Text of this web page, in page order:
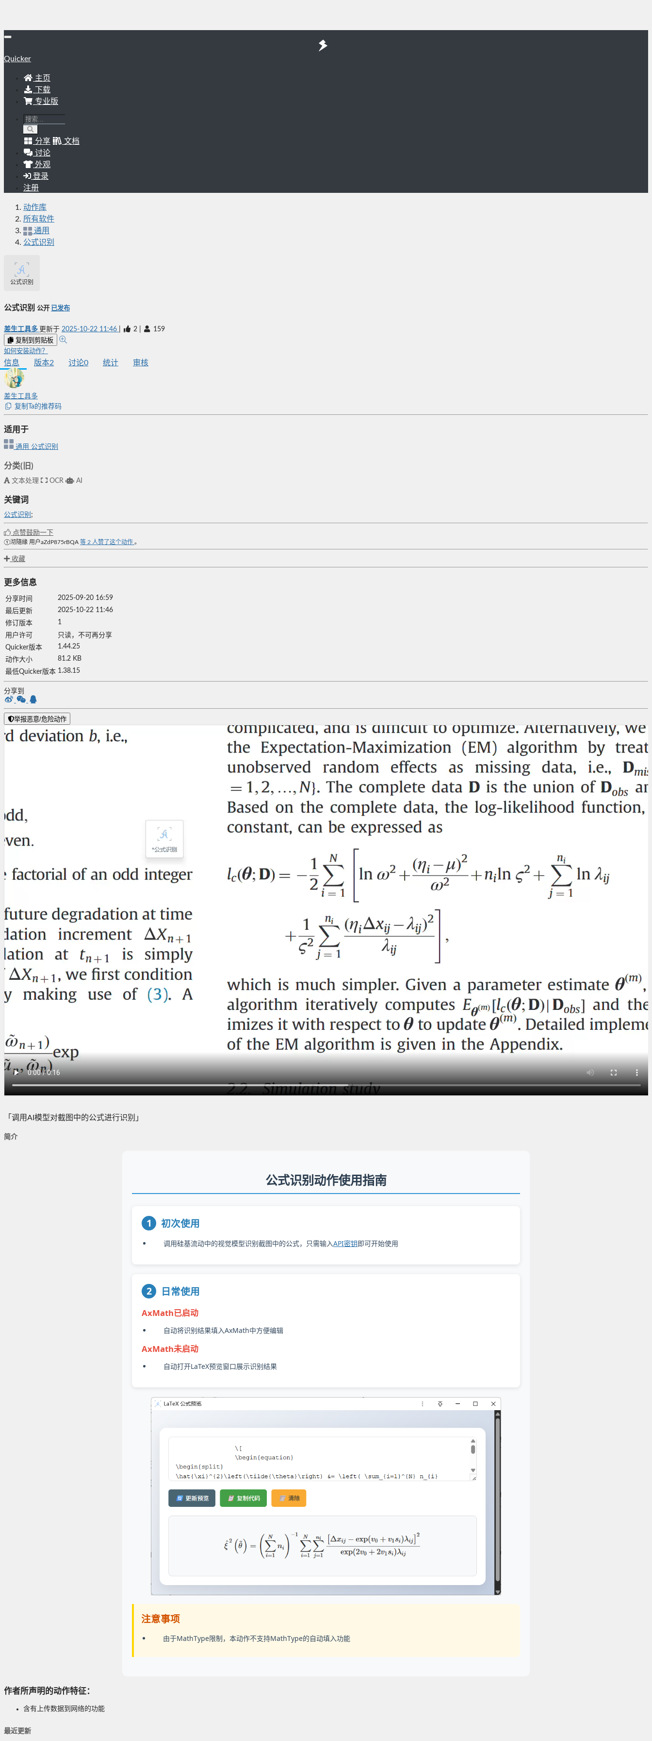
Quicker
主页
下载
专业版
分享
文档
讨论
外观
登录
注册
动作库
所有软件
通用
公式识别
公式识别
公式识别 公开 已发布
差生工具多 更新于 2025-10-22 11:46 2 159
复制到剪贴板
如何安装动作？
信息 版本2 讨论0 统计 审核
差生工具多
复制Ta的推荐码
适用于
通用 公式识别
分类(旧)
文本处理 OCR AI
关键词
公式识别 ;
点赞鼓励一下
①沏隨緣 用户aZdP875rBQA 等 2 人赞了这个动作 。
收藏
更多信息
分享时间
2025-09-20 16:59
最后更新
2025-10-22 11:46
修订版本
1
用户许可
只读，不可再分享
Quicker版本
1.44.25
动作大小
81.2 KB
最低Quicker版本 1.38.15
分享到
举报恶意/危险动作
「调用AI模型对截图中的公式进行识别」
简介
公式识别动作使用指南
1 初次使用
调用硅基流动中的视觉模型识别截图中的公式， 只需输入API密钥即可开始使用
2 日常使用
AxMath已启动
自动将识别结果填入AxMath中方便编辑
AxMath未启动
自动打开LaTeX预览窗口展示识别结果
注意事项
由于MathType限制，本动作不支持MathType的自动填入功能
作者所声明的动作特征：
含有上传数据到网络的功能
最近更新